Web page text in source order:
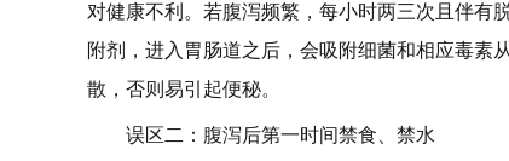
对健康不利。若腹泻频繁，每小时两三次且伴有
附剂，进入胃肠道之后，会吸附细菌和相应毒素
散，否则易引起便秘。
误区二：腹泻后第一时间禁食、禁水